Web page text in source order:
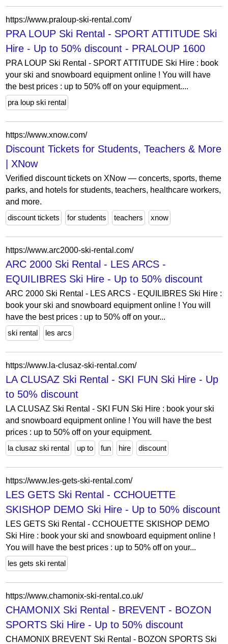
https://www.praloup-ski-rental.com/
PRA LOUP Ski Rental - SPORT ATTITUDE Ski
Hire - Up to 50% discount - PRALOUP 1600
PRA LOUP Ski Rental - SPORT ATTITUDE Ski Hire : book
your ski and snowboard equipment online ! You will have
the best prices : up to 50% off on your equipment....
pra loup ski rental
https://www.xnow.com/
Discount Tickets for Students, Teachers & More
| XNow
Verified discount tickets on XNow — concerts, sports, theme
parks, and hotels for students, teachers, healthcare workers,
and more.
discount tickets
for students teachers xnow
https://www.arc2000-ski-rental.com/
ARC 2000 Ski Rental - LES ARCS -
EQUILIBRES Ski Hire - Up to 50% discount
ARC 2000 Ski Rental - LES ARCS - EQUILIBRES Ski Hire :
book your ski and snowboard equipment online ! You will
have the best prices : up to 50% off on your...
ski rental
les arcs
https://www.la-clusaz-ski-rental.com/
LA CLUSAZ Ski Rental - SKI FUN Ski Hire - Up
to 50% discount
LA CLUSAZ Ski Rental - SKI FUN Ski Hire : book your ski
and snowboard equipment online ! You will have the best
prices : up to 50% off on your equipment.
la clusaz ski rental
up to fun hire discount
https://www.les-gets-ski-rental.com/
LES GETS Ski Rental - CCHOUETTE
SKISHOP DEMO Ski Hire - Up to 50% discount
LES GETS Ski Rental - CCHOUETTE SKISHOP DEMO
Ski Hire : book your ski and snowboard equipment online !
You will have the best prices : up to 50% off on your...
les gets ski rental
https://www.chamonix-ski-rental.co.uk/
CHAMONIX Ski Rental - BREVENT - BOZON
SPORTS Ski Hire - Up to 50% discount
CHAMONIX BREVENT Ski Rental - BOZON SPORTS Ski